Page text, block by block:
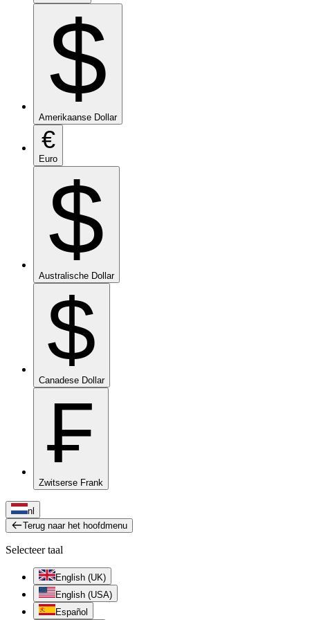
$
Amerikaanse Dollar
€
Euro
$
Australische Dollar
$
Canadese Dollar
₣
Zwitserse Frank
nl
Terug naar het hoofdmenu
Selecteer taal
English (UK)
English (USA)
Español